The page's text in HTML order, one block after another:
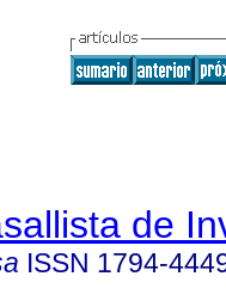
de
ISSN 1794-